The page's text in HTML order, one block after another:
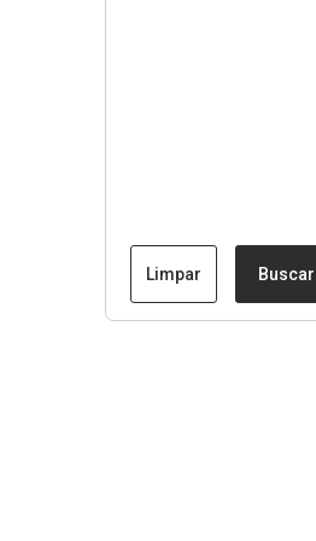
Limpar